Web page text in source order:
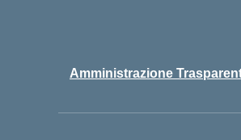
Amministrazione